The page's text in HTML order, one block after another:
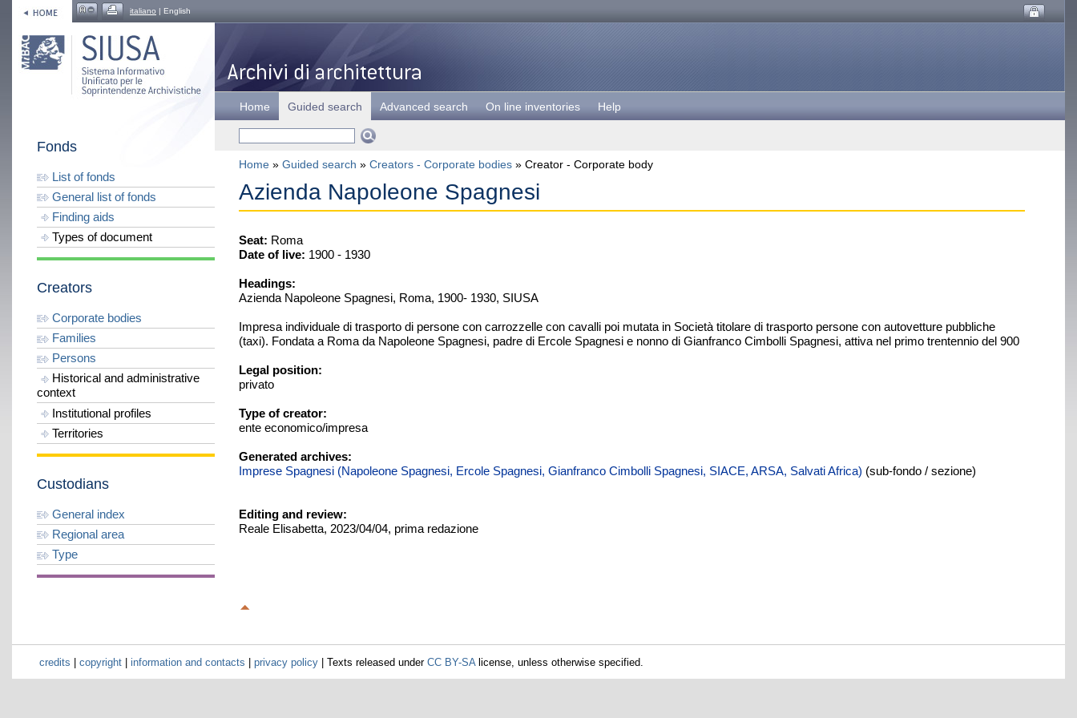
italiano | English
Fonds
List of fonds
General list of fonds
Finding aids
Types of document
Creators
Corporate bodies
Families
Persons
Historical and administrative
context
Institutional profiles
Territories
Custodians
General index
Regional area
Type
Home Guided search Advanced search On line inventories Help
Home » Guided search » Creators - Corporate bodies » Creator - Corporate body
Azienda Napoleone Spagnesi
Seat: Roma
Date of live: 1900 - 1930
Headings:
Azienda Napoleone Spagnesi, Roma, 1900- 1930, SIUSA
Impresa individuale di trasporto di persone con carrozzelle con cavalli poi mutata in Società titolare di trasporto persone con autovetture pubbliche
(taxi). Fondata a Roma da Napoleone Spagnesi, padre di Ercole Spagnesi e nonno di Gianfranco Cimbolli Spagnesi, attiva nel primo trentennio del 900
Legal position:
privato
Type of creator:
ente economico/impresa
Generated archives:
Imprese Spagnesi (Napoleone Spagnesi, Ercole Spagnesi, Gianfranco Cimbolli Spagnesi, SIACE, ARSA, Salvati Africa) (sub-fondo / sezione)
Editing and review:
Reale Elisabetta, 2023/04/04, prima redazione
credits | copyright| information and contacts | privacy policy| Texts released under CC BY-SAlicense, unless otherwise specified.